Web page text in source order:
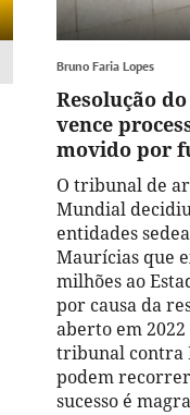
Bruno Faria Lopes
Resolução
vence
movido por
O tribunal de
Mundial
entidades
Maurícias que
milhões ao
por causa da
aberto em
tribunal contra
podem
sucesso é